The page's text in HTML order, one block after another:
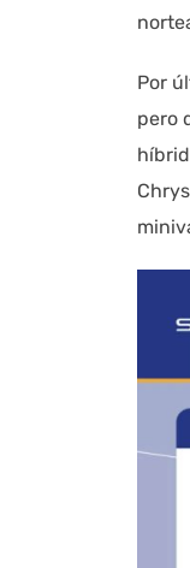
Por
pero